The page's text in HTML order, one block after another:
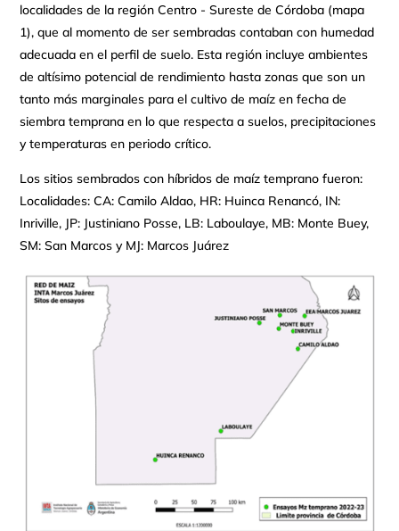
localidades de la región Centro - Sureste de Córdoba (mapa
1), que al momento de ser sembradas contaban con humedad
adecuada en el perfil de suelo. Esta región incluye ambientes
de altísimo potencial de rendimiento hasta zonas que son un
tanto más marginales para el cultivo de maíz en fecha de
siembra temprana en lo que respecta a suelos, precipitaciones
y temperaturas en periodo crítico.
Los sitios sembrados con híbridos de maíz temprano fueron:
Localidades: CA: Camilo Aldao, HR: Huinca Renancó, IN:
Inriville, JP: Justiniano Posse, LB: Laboulaye, MB: Monte Buey,
SM: San Marcos y MJ: Marcos Juárez